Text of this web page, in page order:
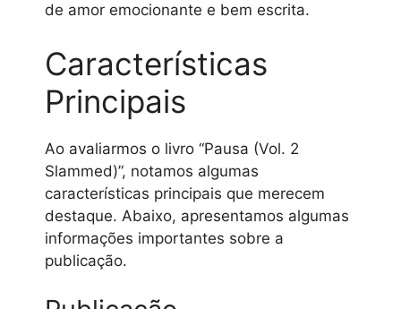
de amor emocionante e bem escrita.
Características
Principais
Ao avaliarmos o livro “Pausa (Vol. 2
Slammed)”, notamos algumas
características principais que merecem
destaque. Abaixo, apresentamos algumas
informações importantes sobre a
publicação.